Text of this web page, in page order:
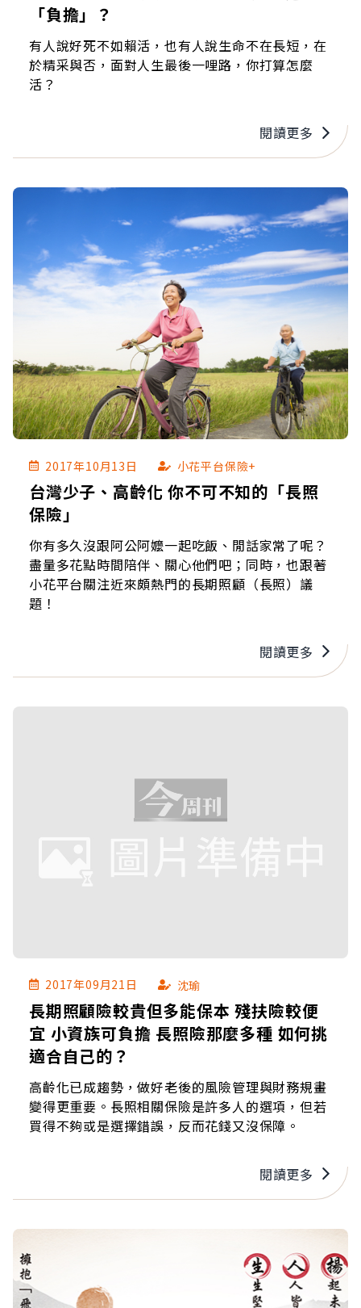
「負擔」？
有人說好死不如賴活，也有人說生命不在長短，在
於精采與否，面對人生最後一哩路，你打算怎麼
活？
閱讀更多
2017年10月13日 小花平台保險+
台灣少子、高齡化 你不可不知的「長照
保險」
你有多久沒跟阿公阿嬤一起吃飯、閒話家常了呢？
盡量多花點時間陪伴、關心他們吧；同時，也跟著
小花平台關注近來頗熱門的長期照顧（長照）議
題！
閱讀更多
2017年09月21日 沈瑜
長期照顧險較貴但多能保本 殘扶險較便
宜 小資族可負擔 長照險那麼多種 如何挑
適合自己的？
高齡化已成趨勢，做好老後的風險管理與財務規畫
變得更重要。長照相關保險是許多人的選項，但若
買得不夠或是選擇錯誤，反而花錢又沒保障。
閱讀更多